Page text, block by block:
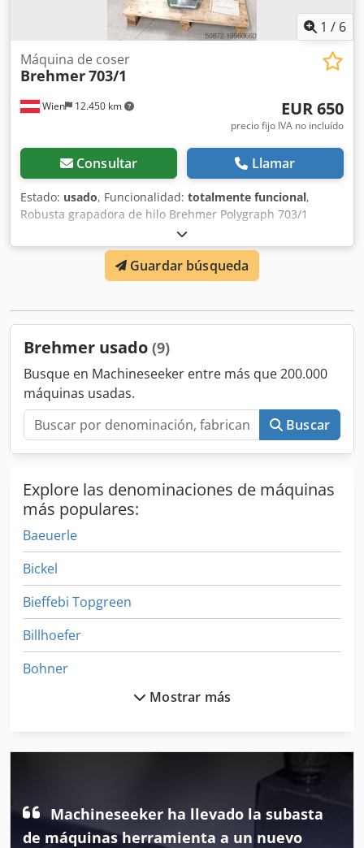
1 / 6
Wien 12.450 km
Máquina de coser
Brehmer703/1
EUR 650
precio fijo IVA no incluído
Consultar Llamar
Estado: usado, Funcionalidad: totalmente funcional,
Robusta grapadora de hilo Brehmer Polygraph 703/1
Grosor de grapado hasta 25 mm Alambre redondo nº 23-30
Alambre plano nº I-V Longitud del lomo de la grapa 12 mm
Velocidad de grapado 155-215 grapas/min. Conexión
eléctrica 400V/50Hz Peso 200 kg Cedpexbf Iyofx Acieha
Guardar búsqueda
Brehmer usado (9)
Busque en Machineseeker entre más que 200.000
máquinas usadas.
Buscar
Explore las denominaciones de máquinas
más populares:
Baeuerle
Bickel
Bieffebi Topgreen
Billhoefer
Bohner
Ecrm
Foellmer
Mostrar más
Machineseeker ha llevado la subasta
de máquinas herramienta a un nuevo